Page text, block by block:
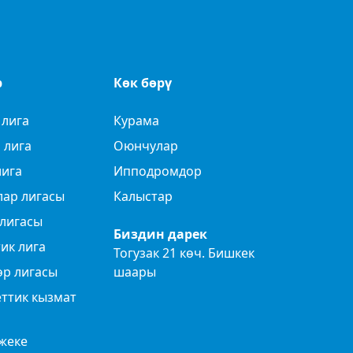
лигасы
лига
лигасы
кызмат
Көк бөрү
Курама
Оюнчулар
Ипподромдор
Калыстар
Биздин дарек
Тогузак 21 көч. Бишкек
шаары